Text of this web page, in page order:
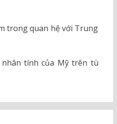
trong quan hệ với Trung
tính của Mỹ trên tù